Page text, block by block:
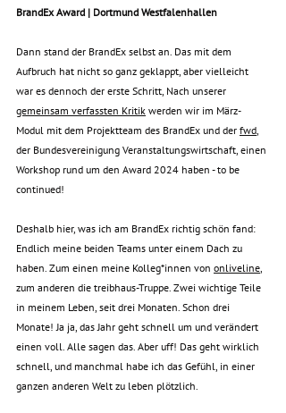
BrandEx Award | Dortmund Westfalenhallen
Dann stand der BrandEx selbst an. Das mit dem
Aufbruch hat nicht so ganz geklappt, aber vielleicht
war es dennoch der erste Schritt, Nach unserer
gemeinsam verfassten Kritik werden wir im März-
Modul mit dem Projektteam des BrandEx und der fwd
der Bundesvereinigung Veranstaltungswirtschaft, einen
Workshop rund um den Award 2024 haben - to be
continued!
Deshalb hier, was ich am BrandEx richtig schön fand:
Endlich meine beiden Teams unter einem Dach zu
haben. Zum einen meine Kolleg*innen von onliveline
zum anderen die treibhaus-Truppe. Zwei wichtige Teile
in meinem Leben, seit drei Monaten. Schon drei
Monate! Ja ja, das Jahr geht schnell um und verändert
einen voll. Alle sagen das. Aber uff! Das geht wirklich
schnell, und manchmal habe ich das Gefühl, in einer
ganzen anderen Welt zu leben plötzlich.